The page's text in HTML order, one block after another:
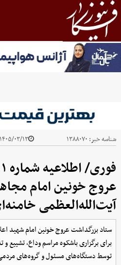
شناسه خبر: ۱۳۸۸۰۷۰ ۱۴۰۵/۰۳/۱۳ - ۲۰:۵۷
عروج خونین امام
آیت‌الله‌العظمی
ستاد بزرگداشت عروج خونین امام شهید
برای برگزاری باشکوه مراسم وداع، تشییع
توسط دستگاه‌های مسئول و گروه‌های